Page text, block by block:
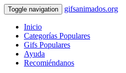
Toggle navigation gifsanimados.org
Inicio
Categorías Populares
Gifs Populares
Ayuda
Recomiéndanos